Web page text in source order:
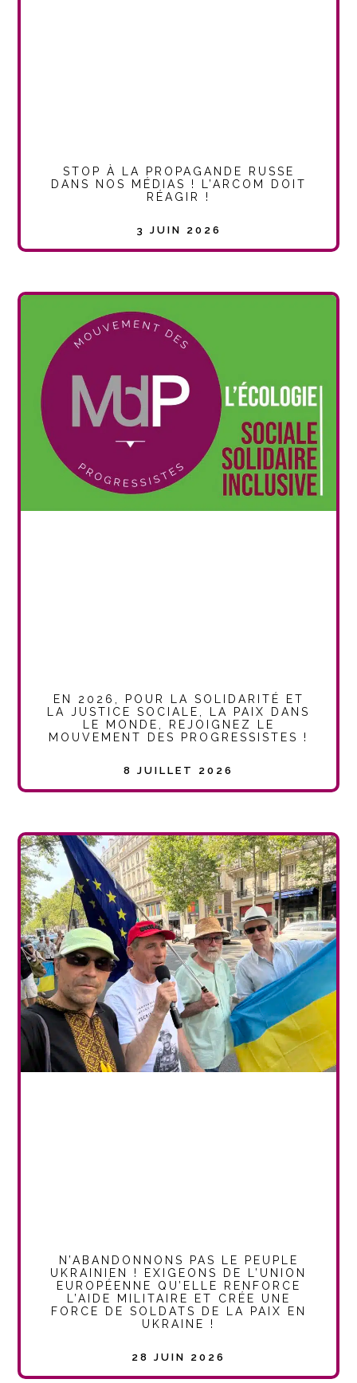
STOP À LA PROPAGANDE RUSSE
DANS NOS MÉDIAS ! L’ARCOM DOIT
RÉAGIR !
3 JUIN 2026
EN 2026, POUR LA SOLIDARITÉ ET
LA JUSTICE SOCIALE, LA PAIX DANS
LE MONDE, REJOIGNEZ LE
MOUVEMENT DES PROGRESSISTES !
8 JUILLET 2026
N’ABANDONNONS PAS LE PEUPLE
UKRAINIEN ! EXIGEONS DE L’UNION
EUROPÉENNE QU’ELLE RENFORCE
L’AIDE MILITAIRE ET CRÉE UNE
FORCE DE SOLDATS DE LA PAIX EN
UKRAINE !
28 JUIN 2026